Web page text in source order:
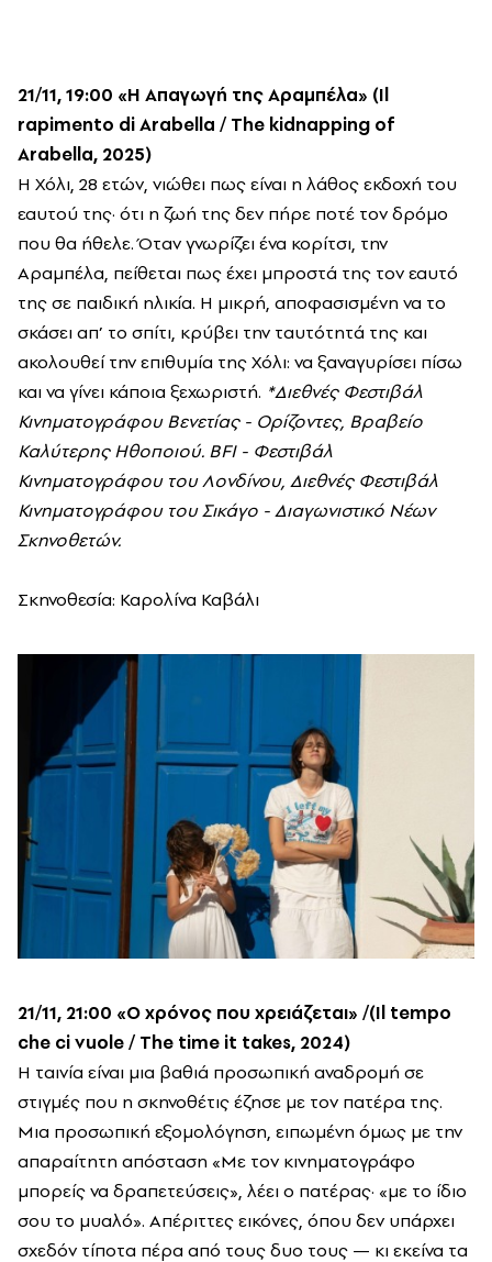
21/11, 19:00 «Η Απαγωγή της Αραμπέλα» (Il
rapimento di Arabella / The kidnapping of
Arabella, 2025)
Η Χόλι, 28 ετών, νιώθει πως είναι η λάθος εκδοχή του
εαυτού της· ότι η ζωή της δεν πήρε ποτέ τον δρόμο
που θα ήθελε. Όταν γνωρίζει ένα κορίτσι, την
Αραμπέλα, πείθεται πως έχει μπροστά της τον εαυτό
της σε παιδική ηλικία. Η μικρή, αποφασισμένη να το
σκάσει απ’ το σπίτι, κρύβει την ταυτότητά της και
ακολουθεί την επιθυμία της Χόλι: να ξαναγυρίσει πίσω
και να γίνει κάποια ξεχωριστή. *Διεθνές Φεστιβάλ
Κινηματογράφου Βενετίας - Ορίζοντες, Βραβείο
Καλύτερης Ηθοποιού. BFI - Φεστιβάλ
Κινηματογράφου του Λονδίνου, Διεθνές Φεστιβάλ
Κινηματογράφου του Σικάγο - Διαγωνιστικό Νέων
Σκηνοθετών.
Σκηνοθεσία: Καρολίνα Καβάλι
21/11, 21:00 «Ο χρόνος που χρειάζεται» /(Il tempo
che ci vuole / The time it takes, 2024)
Η ταινία είναι μια βαθιά προσωπική αναδρομή σε
στιγμές που η σκηνοθέτις έζησε με τον πατέρα της.
Μια προσωπική εξομολόγηση, ειπωμένη όμως με την
απαραίτητη απόσταση «Με τον κινηματογράφο
μπορείς να δραπετεύσεις», λέει ο πατέρας· «με το ίδιο
σου το μυαλό». Απέριττες εικόνες, όπου δεν υπάρχει
σχεδόν τίποτα πέρα από τους δυο τους — κι εκείνα τα